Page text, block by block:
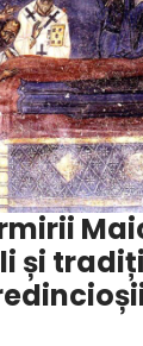
și